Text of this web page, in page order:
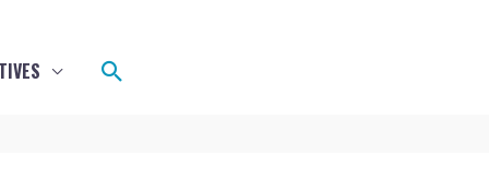
Rechercher